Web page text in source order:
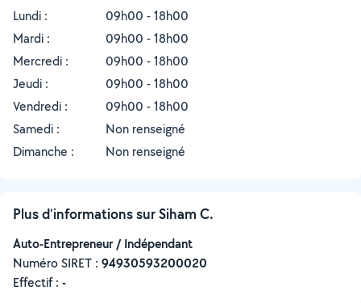
Lundi :
09h00 - 18h00
Mardi :
09h00 - 18h00
Mercredi :
09h00 - 18h00
Jeudi :
09h00 - 18h00
Vendredi :
09h00 - 18h00
Samedi :
Non renseigné
Dimanche :
Non renseigné
Plus d’informations sur Siham C.
Auto-Entrepreneur / Indépendant
Numéro SIRET : ‍94930593200020
Effectif : -